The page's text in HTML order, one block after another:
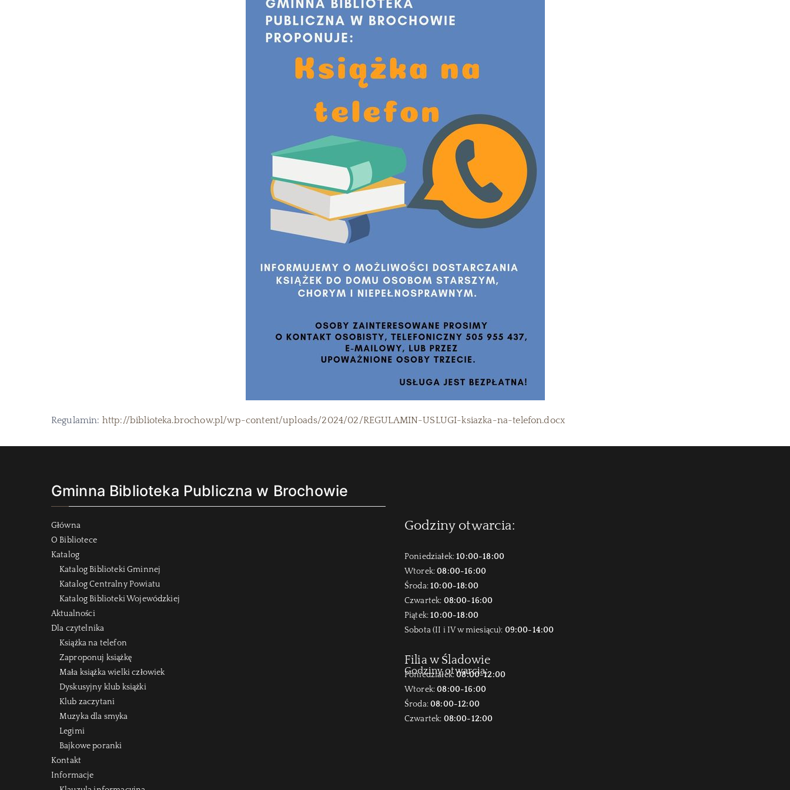
Regulamin: http://biblioteka.brochow.pl/wp-content/uploads/2024/02/REGULAMIN-USLUGI-ksiazka-na-telefon.docx
Gminna Biblioteka Publiczna w Brochowie
Główna
O Bibliotece
Katalog
Katalog Biblioteki Gminnej
Katalog Centralny Powiatu
Katalog Biblioteki Wojewódzkiej
Aktualności
Dla czytelnika
Książka na telefon
Zaproponuj książkę
Mała książka wielki człowiek
Dyskusyjny klub książki
Klub zaczytani
Muzyka dla smyka
Legimi
Bajkowe poranki
Kontakt
Informacje
Godziny otwarcia:
Poniedziałek:10:00-18:00
Wtorek:08:00-16:00
Środa:10:00-18:00
Czwartek: 08:00-16:00
Piątek:10:00-18:00
Sobota (II i IV w miesiącu): 09:00-14:00
Filia w Śladowie
Godziny otwarcia:
Poniedziałek:08:00-12:00
Wtorek:08:00-16:00
Środa:08:00-12:00
Czwartek: 08:00-12:00